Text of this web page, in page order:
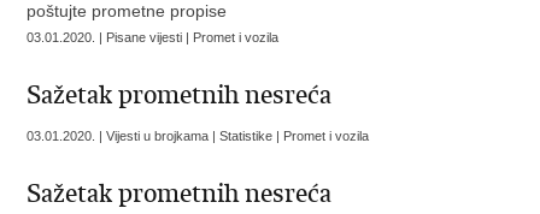
poštujte prometne propise
03.01.2020. | Pisane vijesti | Promet i vozila
Sažetak prometnih nesreća
03.01.2020. | Vijesti u brojkama | Statistike | Promet i vozila
Sažetak prometnih nesreća